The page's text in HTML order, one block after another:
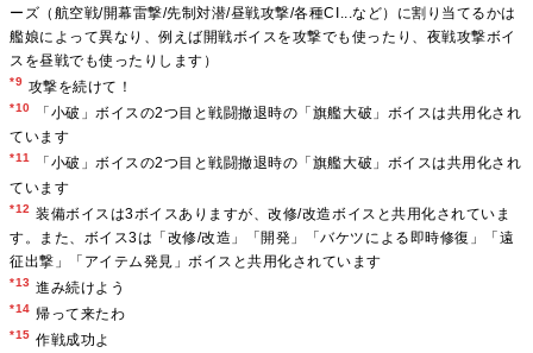
ーズ（航空戦/開幕雷撃/先制対潜/昼戦攻撃/各種CI...など）に割り当てるかは
艦娘によって異なり、例えば開戦ボイスを攻撃でも使ったり、夜戦攻撃ボイ
スを昼戦でも使ったりします）
*9 攻撃を続けて！
*10
「小破」ボイスの2つ目と戦闘撤退時の「旗艦大破」ボイスは共用化され
ています
*11
「小破」ボイスの2つ目と戦闘撤退時の「旗艦大破」ボイスは共用化され
ています
*12 装備ボイスは3ボイスありますが、改修/改造ボイスと共用化されていま
す。また、ボイス3は「改修/改造」「開発」「バケツによる即時修復」「遠
征出撃」「アイテム発見」ボイスと共用化されています
*13 進み続けよう
*14 帰って来たわ
*15 作戦成功よ